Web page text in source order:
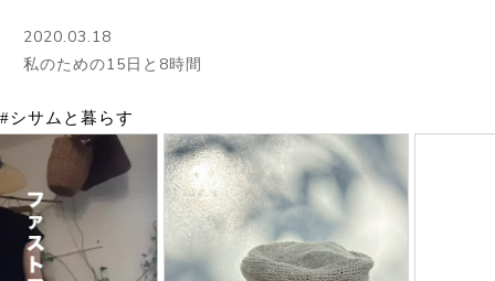
2020.03.18
私のための15日と8時間
#シサムと暮らす